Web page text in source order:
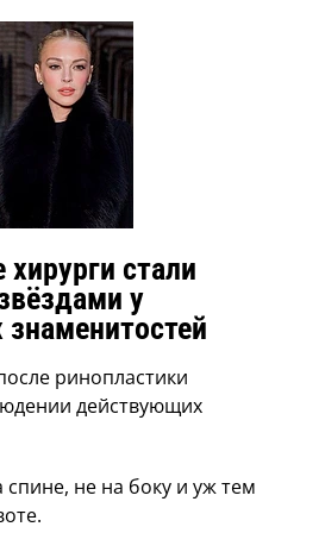
стали
у
знаменитостей
ринопластики
действующих
спине, не на боку и уж тем